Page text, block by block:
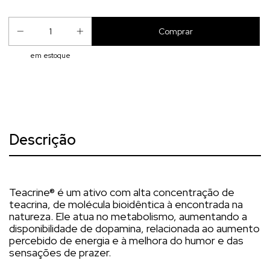
em estoque
Descrição
Teacrine® é um ativo com alta concentração de
teacrina, de molécula bioidêntica à encontrada na
natureza. Ele atua no metabolismo, aumentando a
disponibilidade de dopamina, relacionada ao aumento
percebido de energia e à melhora do humor e das
sensações de prazer.